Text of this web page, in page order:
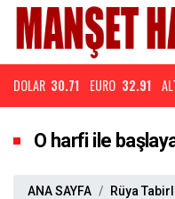
DOLAR 30.71 EURO 32.91
O harfi ile
ANA SAYFA Rüya